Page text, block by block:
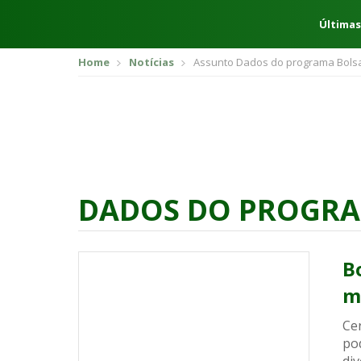
Home Notícias Assunto Dados do programa
DADOS DO